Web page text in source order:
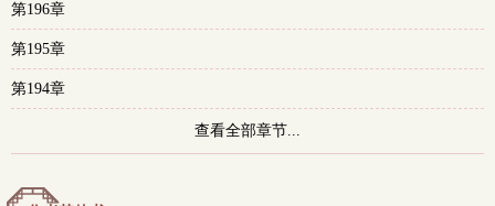
第196章
第195章
第194章
查看全部章节...